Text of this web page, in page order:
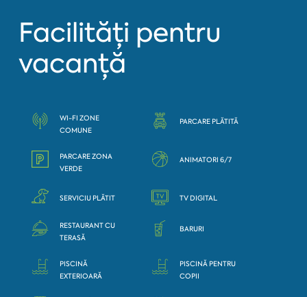
Facilități pentru
vacanță
WI-FI ZONE
COMUNE
PARCARE PLĂTITĂ
PARCARE ZONA
VERDE
ANIMATORI 6/7
SERVICIU PLĂTIT TV DIGITAL
RESTAURANT CU
TERASĂ
BARURI
PISCINĂ
EXTERIOARĂ
PISCINĂ PENTRU
COPII